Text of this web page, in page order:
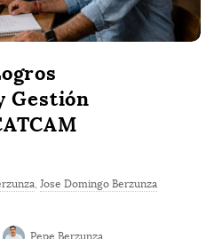
Gestión
, Jose Domingo Berzunza
Pepe Berzunza